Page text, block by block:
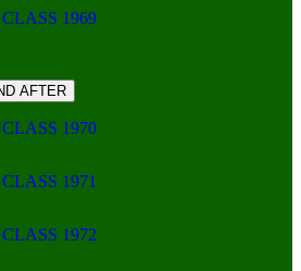
CLASS 1969
AFTER
CLASS 1970
CLASS 1971
CLASS 1972